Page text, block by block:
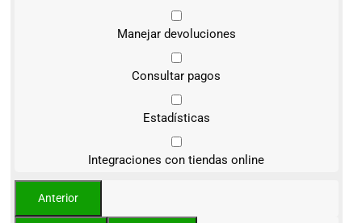
Manejar devoluciones
Consultar pagos
Estadísticas
Integraciones con tiendas online